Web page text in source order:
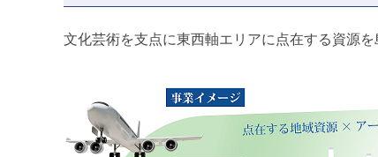
文化芸術を支点に東西軸エリアに点在する資源